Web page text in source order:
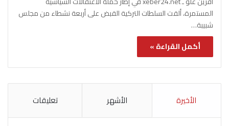
المستمرة، ألقت السلطات التركية القبض على أربعة نشطاء من مجلس
شبيبة…
أكمل القراءة »
الأخيرة الأشهر تعليقات